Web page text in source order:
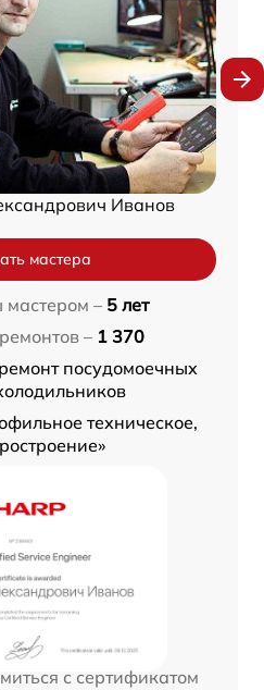
Иванов
мастера
– 5 лет
– 1 370
ремонт посудомоечных
техническое,
с сертификатом